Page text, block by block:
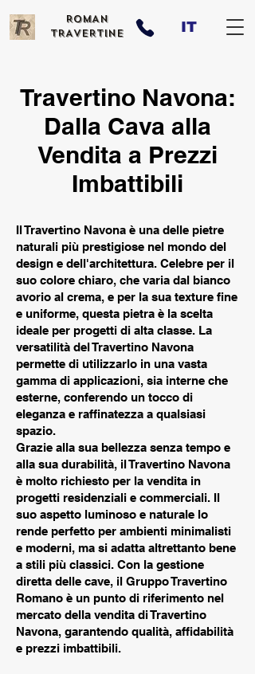
IT
ROMAN
TRAVERTINE
Travertino Navona:
Dalla Cava alla
Vendita a Prezzi
Imbattibili
Il Travertino Navona è una delle pietre
naturali più prestigiose nel mondo del
design e dell'architettura. Celebre per il
suo colore chiaro, che varia dal bianco
avorio al crema, e per la sua texture fine
e uniforme, questa pietra è la scelta
ideale per progetti di alta classe. La
versatilità del Travertino Navona
permette di utilizzarlo in una vasta
gamma di applicazioni, sia interne che
esterne, conferendo un tocco di
eleganza e raffinatezza a qualsiasi
spazio.
Grazie alla sua bellezza senza tempo e
alla sua durabilità, il Travertino Navona
è molto richiesto per la vendita in
progetti residenziali e commerciali. Il
suo aspetto luminoso e naturale lo
rende perfetto per ambienti minimalisti
e moderni, ma si adatta altrettanto bene
a stili più classici. Con la gestione
diretta delle cave, il Gruppo Travertino
Romano è un punto di riferimento nel
mercato della vendita di Travertino
Navona, garantendo qualità, affidabilità
e prezzi imbattibili.